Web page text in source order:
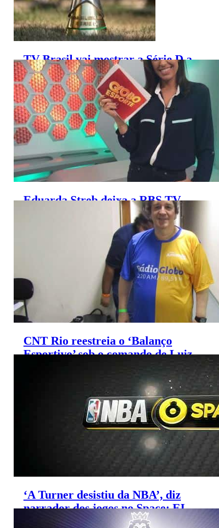
TV Brasil vai mostrar a Série D a
partir das oitavas de final
Eduarda Streb deixa a RBS TV
para ser assessora de imprensa
CNT Rio reestreia o ‘Balanço
Esportivo’ sob o comando de Luiz
‘A Turner desistiu da NBA’, diz
narrador dos jogos no Space; EI
MAXX não deve mostrar